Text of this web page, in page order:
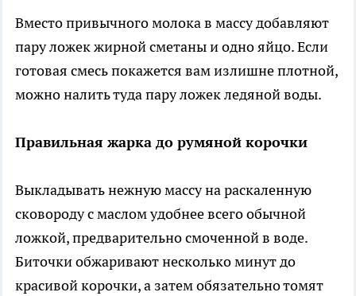
Вместо привычного молока в массу добавляют
пару ложек жирной сметаны и одно яйцо. Если
готовая смесь покажется вам излишне плотной,
можно налить туда пару ложек ледяной воды.
Правильная жарка до румяной корочки
Выкладывать нежную массу на раскаленную
сковороду с маслом удобнее всего обычной
ложкой, предварительно смоченной в воде.
Биточки обжаривают несколько минут до
красивой корочки, а затем обязательно томят